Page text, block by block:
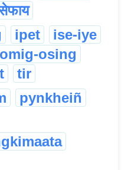
ipet
ise-iye
omig-osing
tir
pynkheiñ